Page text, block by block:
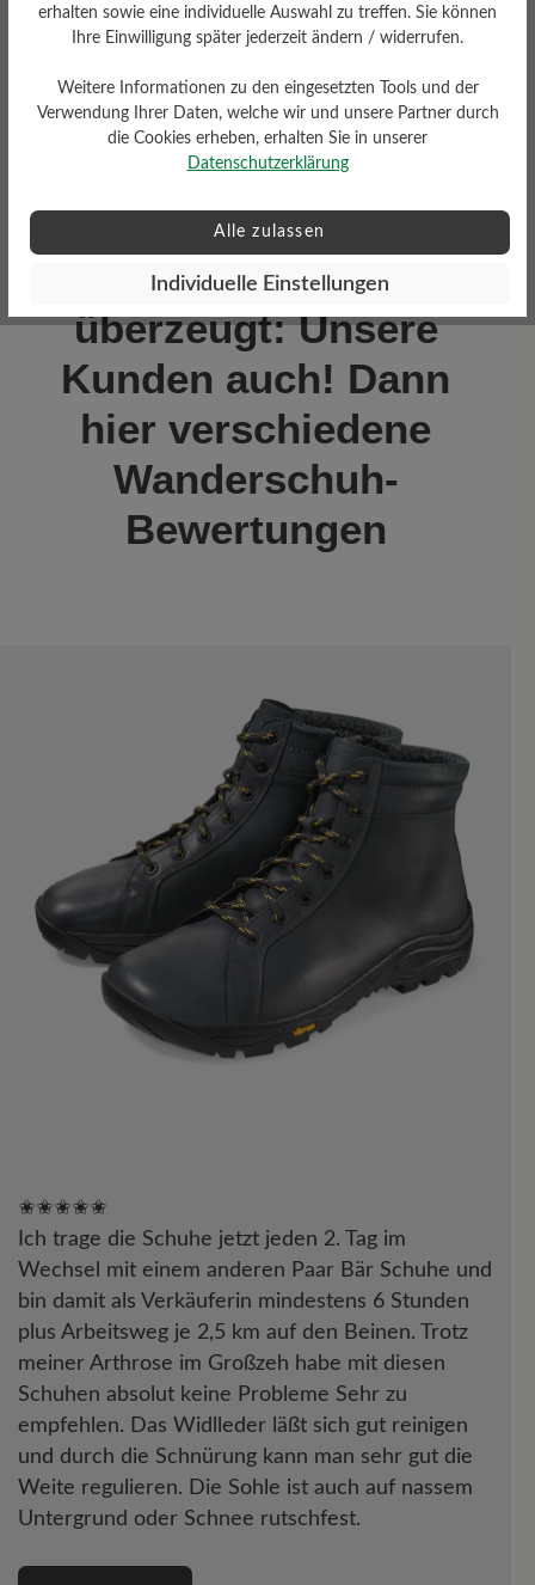
Nicht nur wir sind
überzeugt: Unsere
Kunden auch! Dann
hier verschiedene
Wanderschuh-
Bewertungen
✬✬✬✬✬
Ich trage die Schuhe jetzt jeden 2. Tag im
Wechsel mit einem anderen Paar Bär Schuhe und
bin damit als Verkäuferin mindestens 6 Stunden
plus Arbeitsweg je 2,5 km auf den Beinen. Trotz
meiner Arthrose im Großzeh habe mit diesen
Schuhen absolut keine Probleme Sehr zu
empfehlen. Das Widlleder läßt sich gut reinigen
und durch die Schnürung kann man sehr gut die
Weite regulieren. Die Sohle ist auch auf nassem
Untergrund oder Schnee rutschfest.
erhalten sowie eine individuelle Auswahl zu treffen. Sie können
Ihre Einwilligung später jederzeit ändern / widerrufen.
Weitere Informationen zu den eingesetzten Tools und der
Verwendung Ihrer Daten, welche wir und unsere Partner durch
die Cookies erheben, erhalten Sie in unserer
Datenschutzerklärung
Alle zulassen
Individuelle Einstellungen